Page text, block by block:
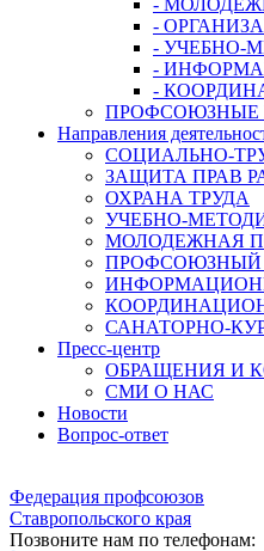
-
-
- УЧЕБНО-
-
-
ПРОФСОЮЗНЫЕ
Направления
СОЦИАЛЬНО-
ЗАЩИТА ПРАВ
ОХРАНА ТРУДА
УЧЕБНО-
МОЛОДЕЖНАЯ
ПРОФСОЮЗНЫЙ
САНАТОРНО-
Пресс-центр
ОБРАЩЕНИЯ И
СМИ О НАС
Новости
Вопрос-ответ
Федерация профсоюзов
Ставропольского края
Позвоните нам по телефонам: